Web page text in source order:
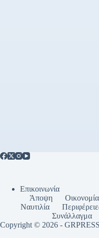
Επικοινωνία
Άποψη
Οικονομία
Ναυτιλία
Συνάλλαγμα
Copyright © 2026 -